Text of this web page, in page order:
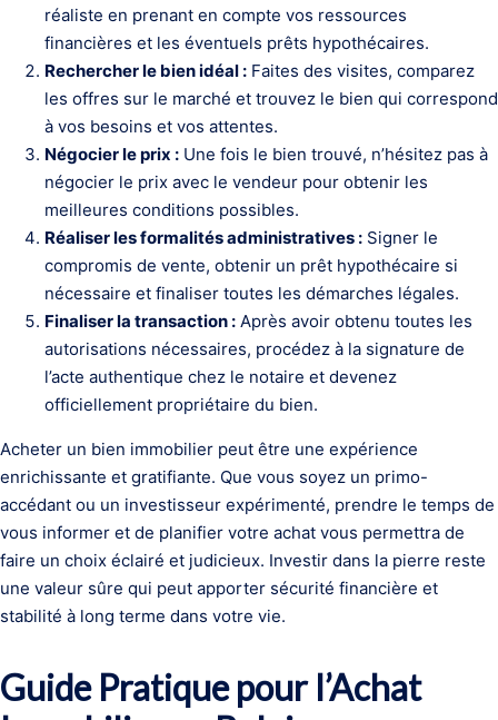
réaliste en prenant en compte vos ressources
financières et les éventuels prêts hypothécaires.
Rechercher le bien idéal : Faites des visites, comparez
les offres sur le marché et trouvez le bien qui correspond
à vos besoins et vos attentes.
Négocier le prix : Une fois le bien trouvé, n’hésitez pas à
négocier le prix avec le vendeur pour obtenir les
meilleures conditions possibles.
Réaliser les formalités administratives : Signer le
compromis de vente, obtenir un prêt hypothécaire si
nécessaire et finaliser toutes les démarches légales.
Finaliser la transaction : Après avoir obtenu toutes les
autorisations nécessaires, procédez à la signature de
l’acte authentique chez le notaire et devenez
officiellement propriétaire du bien.
Acheter un bien immobilier peut être une expérience
enrichissante et gratifiante. Que vous soyez un primo-
accédant ou un investisseur expérimenté, prendre le temps de
vous informer et de planifier votre achat vous permettra de
faire un choix éclairé et judicieux. Investir dans la pierre reste
une valeur sûre qui peut apporter sécurité financière et
stabilité à long terme dans votre vie.
Guide Pratique pour l’Achat